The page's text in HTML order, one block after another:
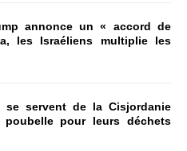
annonce un « accord de
les Israéliens multiplie les
se servent de la Cisjordanie
poubelle pour leurs déchets